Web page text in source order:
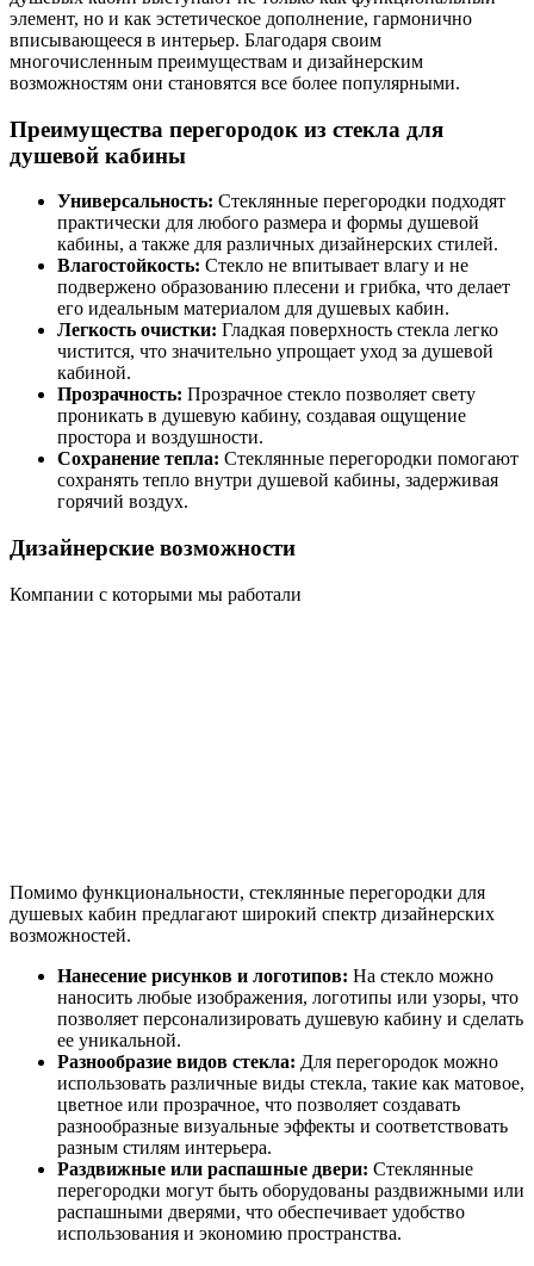
элемент, но и как эстетическое дополнение, гармонично
вписывающееся в интерьер. Благодаря своим
многочисленным преимуществам и дизайнерским
возможностям они становятся все более популярными.
Преимущества перегородок из стекла для
душевой кабины
Универсальность: Стеклянные перегородки подходят
практически для любого размера и формы душевой
кабины, а также для различных дизайнерских стилей.
Влагостойкость: Стекло не впитывает влагу и не
подвержено образованию плесени и грибка, что делает
его идеальным материалом для душевых кабин.
Легкость очистки: Гладкая поверхность стекла легко
чистится, что значительно упрощает уход за душевой
кабиной.
Прозрачность: Прозрачное стекло позволяет свету
проникать в душевую кабину, создавая ощущение
простора и воздушности.
Сохранение тепла: Стеклянные перегородки помогают
сохранять тепло внутри душевой кабины, задерживая
горячий воздух.
Дизайнерские возможности
Компании с которыми мы работали
Помимо функциональности, стеклянные перегородки для
душевых кабин предлагают широкий спектр дизайнерских
возможностей.
Нанесение рисунков и логотипов: На стекло можно
наносить любые изображения, логотипы или узоры, что
позволяет персонализировать душевую кабину и сделать
ее уникальной.
Разнообразие видов стекла: Для перегородок можно
использовать различные виды стекла, такие как матовое,
цветное или прозрачное, что позволяет создавать
разнообразные визуальные эффекты и соответствовать
разным стилям интерьера.
Раздвижные или распашные двери: Стеклянные
перегородки могут быть оборудованы раздвижными или
распашными дверями, что обеспечивает удобство
использования и экономию пространства.